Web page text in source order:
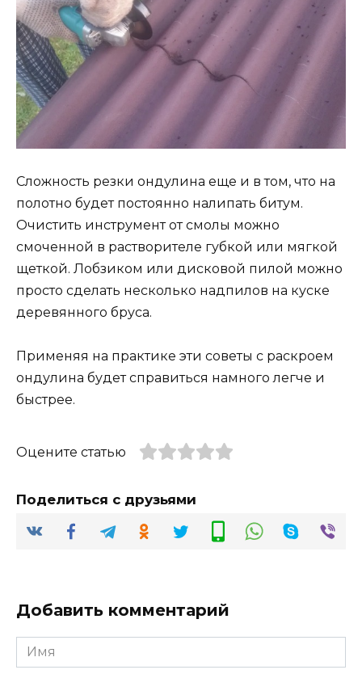
Сложность резки ондулина еще и в том, что на
полотно будет постоянно налипать битум.
Очистить инструмент от смолы можно
смоченной в растворителе губкой или мягкой
щеткой. Лобзиком или дисковой пилой можно
просто сделать несколько надпилов на куске
деревянного бруса.
Применяя на практике эти советы с раскроем
ондулина будет справиться намного легче и
быстрее.
Оцените статью
Поделиться с друзьями
Добавить комментарий
Имя
*